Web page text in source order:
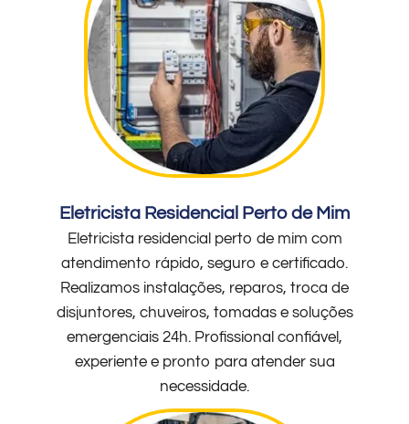
Eletricista Residencial Perto de Mim
Eletricista residencial perto de mim com
atendimento rápido, seguro e certificado.
Realizamos instalações, reparos, troca de
disjuntores, chuveiros, tomadas e soluções
emergenciais 24h. Profissional confiável,
experiente e pronto para atender sua
necessidade.